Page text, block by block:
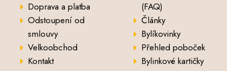
Doprava a platba
Odstoupení od
smlouvy
Velkoobchod
Kontakt
(FAQ)
Články
Bylíkovinky
Přehled poboček
Bylinkové kartičky